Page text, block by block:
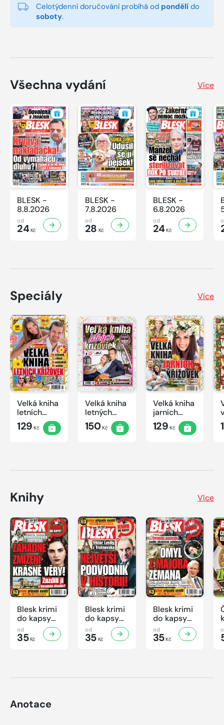
Celotýdenní doručování probíhá od pondělí do
soboty.
Všechna vydání Více
BLESK -
8.8.2026
od
24Kč
BLESK -
7.8.2026
od
28 Kč
BLESK -
6.8.2026
od
24Kč
Speciály Více
Velká kniha
letních
křížovek
2026
129 Kč
Velká kniha
letných
krížoviek s
TV JOJ
150Kč
Velká kniha
jarních
křížovek
2026
129 Kč
Knihy Více
Blesk krimi
do kapsy
č.7/2026
od
35Kč
Blesk krimi
do kapsy
č.6/2026
od
35Kč
Blesk krimi
do kapsy
č.5/2026
od
35Kč
Anotace